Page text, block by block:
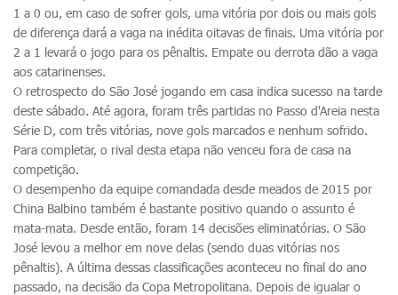
1 a 0 ou, em caso de sofrer gols, uma vitória por dois ou mais gols
de diferença dará a vaga na inédita oitavas de finais. Uma vitória por
2 a 1 levará o jogo para os pênaltis. Empate ou derrota dão a vaga
aos catarinenses.
O retrospecto do São José jogando em casa indica sucesso na tarde
deste sábado. Até agora, foram três partidas no Passo d'Areia nesta
Série D, com três vitórias, nove gols marcados e nenhum sofrido.
Para completar, o rival desta etapa não venceu fora de casa na
competição.
O desempenho da equipe comandada desde meados de 2015 por
China Balbino também é bastante positivo quando o assunto é
mata-mata. Desde então, foram 14 decisões eliminatórias. O São
José levou a melhor em nove delas (sendo duas vitórias nos
pênaltis). A última dessas classificações aconteceu no final do ano
passado, na decisão da Copa Metropolitana. Depois de igualar o